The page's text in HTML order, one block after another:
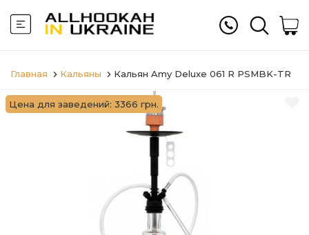
Главная Кальяны Кальян Amy Deluxe 061 R PSMBK-TR
Цена для заведений: 3366 грн.